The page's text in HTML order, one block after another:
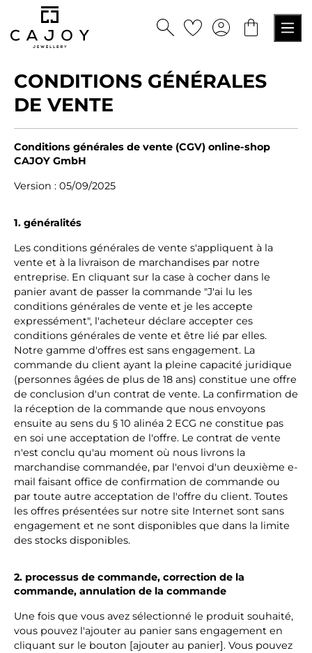
principal
CONDITIONS GÉNÉRALES
DE VENTE
Conditions générales de vente (CGV) online-shop
CAJOY GmbH
Version : 05/09/2025
1. généralités
Les conditions générales de vente s'appliquent à la
vente et à la livraison de marchandises par notre
entreprise. En cliquant sur la case à cocher dans le
panier avant de passer la commande "J'ai lu les
conditions générales de vente et je les accepte
expressément", l'acheteur déclare accepter ces
conditions générales de vente et être lié par elles.
Notre gamme d'offres est sans engagement. La
commande du client ayant la pleine capacité juridique
(personnes âgées de plus de 18 ans) constitue une offre
de conclusion d'un contrat de vente. La confirmation de
la réception de la commande que nous envoyons
ensuite au sens du § 10 alinéa 2 ECG ne constitue pas
en soi une acceptation de l'offre. Le contrat de vente
n'est conclu qu'au moment où nous livrons la
marchandise commandée, par l'envoi d'un deuxième e-
mail faisant office de confirmation de commande ou
par toute autre acceptation de l'offre du client. Toutes
les offres présentées sur notre site Internet sont sans
engagement et ne sont disponibles que dans la limite
des stocks disponibles.
2. processus de commande, correction de la
commande, annulation de la commande
Une fois que vous avez sélectionné le produit souhaité,
vous pouvez l'ajouter au panier sans engagement en
cliquant sur le bouton [ajouter au panier]. Vous pouvez